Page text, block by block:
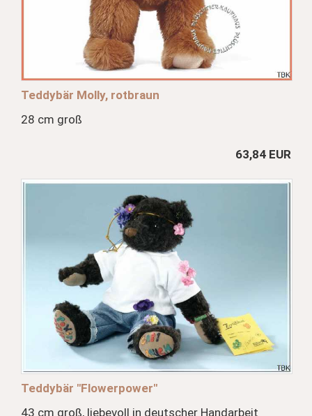
Teddybär Molly, rotbraun
28 cm groß
63,84 EUR
Teddybär "Flowerpower"
43 cm groß, liebevoll in deutscher Handarbeit